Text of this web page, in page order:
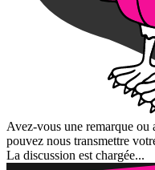
Avez-vous une remarque ou
pouvez nous transmettre
La discussion est chargée...